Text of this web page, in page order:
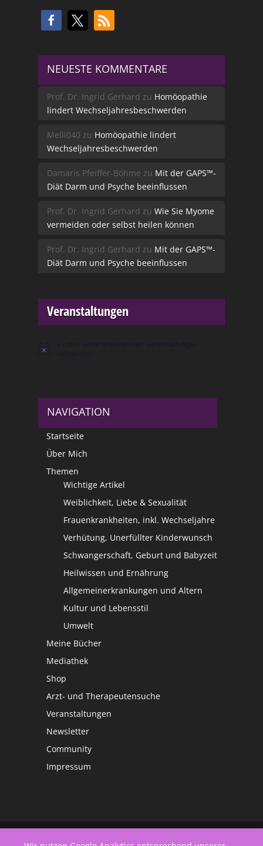
NEUESTE KOMMENTARE
Prof. Dr. Ingrid Gerhard zu Homöopathie
lindert Wechseljahresbeschwerden
Melli040 zu Homöopathie lindert
Wechseljahresbeschwerden
Damaris Pfeiffer-Böhme zu Mit der GAPS™-
Diät Darm und Psyche beeinflussen
Prof. Dr. Ingrid Gerhard zu Wie Sie Myome
vermeiden oder selbst heilen können
Prof. Dr. Ingrid Gerhard zu Mit der GAPS™-
Diät Darm und Psyche beeinflussen
Veranstaltungen
Hinweis
NAVIGATION
Startseite
Über Mich
Themen
Wichtige Artikel
Weiblichkeit, Liebe & Sexualität
Frauenkrankheiten, inkl. Wechseljahre
Verhütung, Unerfüllter Kinderwunsch
Schwangerschaft, Geburt und Babyzeit
Heilwissen und Ernährung
Allgemeinerkrankungen und Altern
Kultur und Lebensstil
Umwelt
Meine Bücher
Mediathek
Shop
Arzt- und Therapeutensuche
Veranstaltungen
Newsletter
Community
Impressum